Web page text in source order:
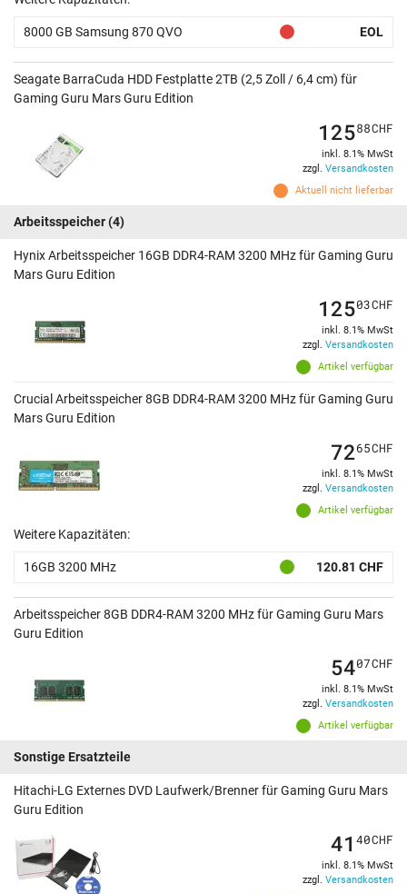
8000 GB Samsung 870 QVO EOL
Seagate BarraCuda HDD Festplatte 2TB (2,5 Zoll / 6,4 cm) für
Gaming Guru Mars Guru Edition
Aktuell nicht lieferbar
12588CHF
inkl. 8.1% MwSt
zzgl. Versandkosten
Arbeitsspeicher(4)
Hynix Arbeitsspeicher 16GB DDR4-RAM 3200 MHz für Gaming Guru
Mars Guru Edition
Artikel verfügbar
12503CHF
inkl. 8.1% MwSt
zzgl. Versandkosten
Crucial Arbeitsspeicher 8GB DDR4-RAM 3200 MHz für Gaming Guru
Mars Guru Edition
Artikel verfügbar
7265CHF
inkl. 8.1% MwSt
zzgl. Versandkosten
Weitere Kapazitäten:
16GB 3200 MHz 120.81 CHF
Arbeitsspeicher 8GB DDR4-RAM 3200 MHz für Gaming Guru Mars
Guru Edition
Artikel verfügbar
5407CHF
inkl. 8.1% MwSt
zzgl. Versandkosten
Sonstige Ersatzteile
Hitachi-LG Externes DVD Laufwerk/Brenner für Gaming Guru Mars
Guru Edition
41 40CHF
inkl. 8.1% MwSt
zzgl. Versandkosten